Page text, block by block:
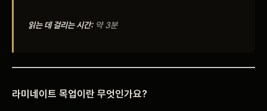
읽는 데 걸리는 시간:약 3분
라미네이트 목업이란 무엇인가요?